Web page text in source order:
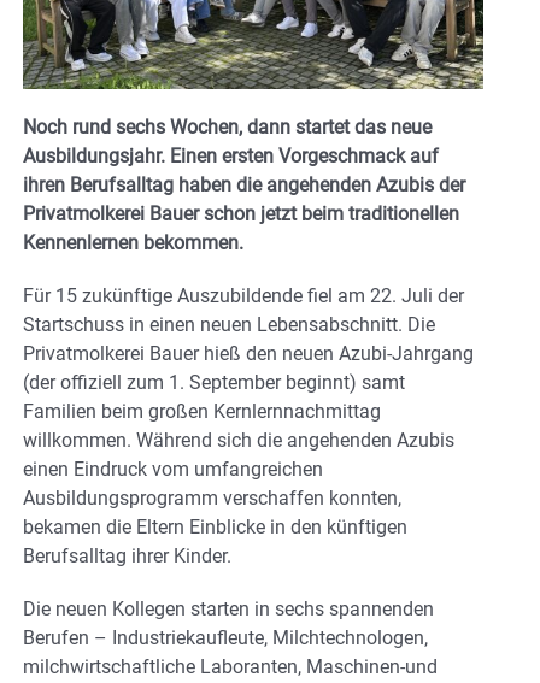
Noch rund sechs Wochen, dann startet das neue
Ausbildungsjahr. Einen ersten Vorgeschmack auf
ihren Berufsalltag haben die angehenden Azubis der
Privatmolkerei Bauer schon jetzt beim traditionellen
Kennenlernen bekommen.
Für 15 zukünftige Auszubildende fiel am 22. Juli der
Startschuss in einen neuen Lebensabschnitt. Die
Privatmolkerei Bauer hieß den neuen Azubi-Jahrgang
(der offiziell zum 1. September beginnt) samt
Familien beim großen Kernlernnachmittag
willkommen. Während sich die angehenden Azubis
einen Eindruck vom umfangreichen
Ausbildungsprogramm verschaffen konnten,
bekamen die Eltern Einblicke in den künftigen
Berufsalltag ihrer Kinder.
Die neuen Kollegen starten in sechs spannenden
Berufen – Industriekaufleute, Milchtechnologen,
milchwirtschaftliche Laboranten, Maschinen-und